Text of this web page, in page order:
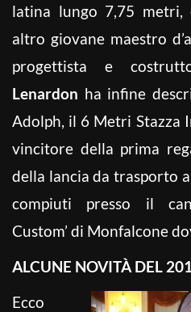
latina lungo 7,75 metri,
altro giovane maestro
progettista e
Lenardon ha infine
Adolph, il 6 Metri Stazza
vincitore della prima
della lancia da trasporto
compiuti presso il
Custom’ di Monfalcone
ALCUNE NOVITÀ DEL
Ecco